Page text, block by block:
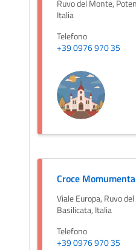
Ruvo del Monte,
Italia
Telefono
+39 0976 970 35
Croce
Viale Europa, Ruvo
Basilicata, Italia
Telefono
+39 0976 970 35